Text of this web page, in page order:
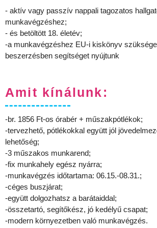
- aktív vagy passzív nappali tagozatos
munkavégzéshez;
- és betöltött 18. életév;
-a munkavégzéshez EU-i kiskönyv
beszerzésben segítséget nyújtunk
Amit kínálunk:
-br. 1856 Ft-os órabér + műszakpótlékok;
-tervezhető, pótlékokkal együtt jól
lehetőség;
-3 műszakos munkarend;
-fix munkahely egész nyárra;
-munkavégzés időtartama: 06.15.-08.31.;
-céges buszjárat;
-együtt dolgozhatsz a barátaiddal;
-összetartó, segítőkész, jó kedélyű csapat;
-modern környezetben való munkavégzés.